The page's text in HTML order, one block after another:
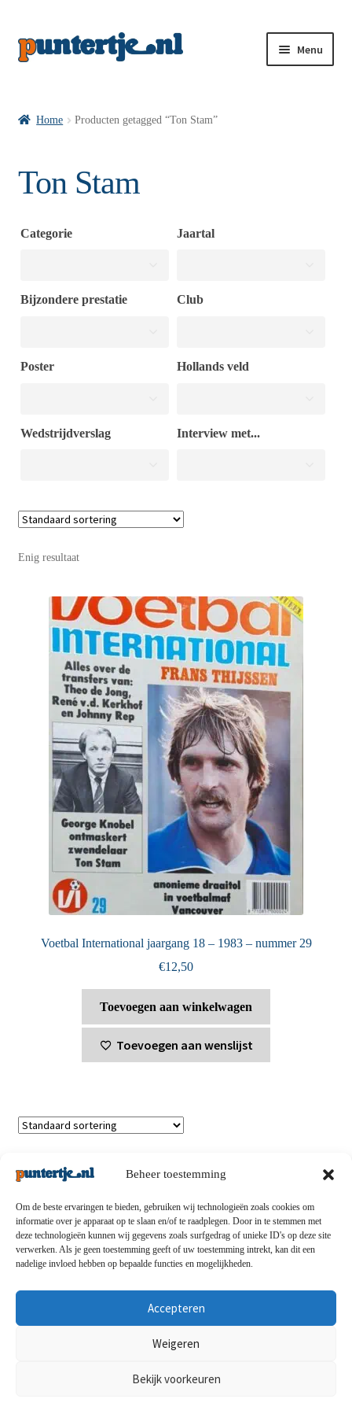
Beheer toestemming
Om de beste ervaringen te bieden, gebruiken wij technologieën zoals cookies om
informatie over je apparaat op te slaan en/of te raadplegen. Door in te stemmen met
deze technologieën kunnen wij gegevens zoals surfgedrag of unieke ID's op deze site
verwerken. Als je geen toestemming geeft of uw toestemming intrekt, kan dit een
nadelige invloed hebben op bepaalde functies en mogelijkheden.
Accepteren
Weigeren
Bekijk voorkeuren
Menu
Home Producten getagged “Ton Stam”
Ton Stam
Categorie Jaartal
Bijzondere prestatie Club
Poster Hollands veld
Wedstrijdverslag Interview met...
Enig resultaat
Voetbal International jaargang 18 – 1983 – nummer 29
€12,50
Toevoegen aan winkelwagen
Toevoegen aan wenslijst
Privacybeleid-Verzending en retouren-Algemene
voorwaarden-Disclaimert-Betaalmethoden-Over ons
Contact